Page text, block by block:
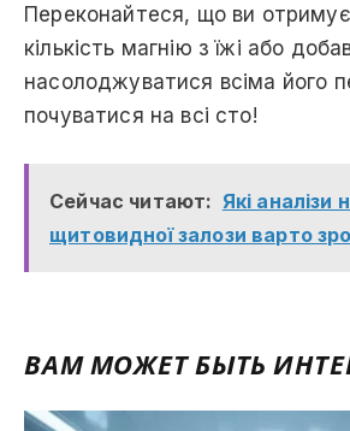
Переконайтеся, що ви
кількість магнію з їжі або
насолоджуватися всіма його
почуватися на всі сто!
Сейчас читают: Які аналізи
щитовидної залози варто
ВАМ МОЖЕТ БЫТЬ